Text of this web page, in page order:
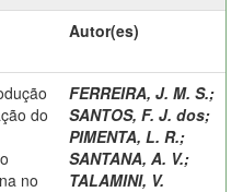
Autor(es)
do
no
FERREIRA, J. M. S.;
SANTOS, F. J. dos;
PIMENTA, L. R.;
SANTANA, A. V.;
TALAMINI, V.